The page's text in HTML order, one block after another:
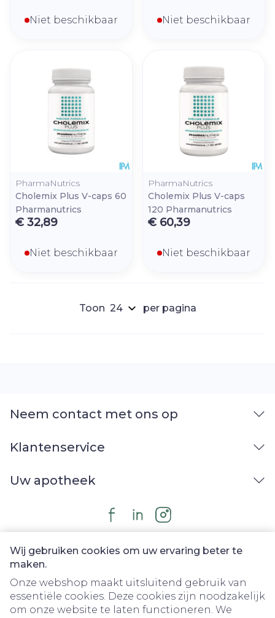
Wij gebruiken cookies om uw ervaring beter te
maken.
Onze webshop maakt uitsluitend gebruik van
essentiële cookies. Deze cookies zijn noodzakelijk
om onze website te laten functioneren. We
Niet beschikbaar Niet beschikbaar
PharmaNutrics
Cholemix Plus V-caps 60
Pharmanutrics
€ 32,89
Niet beschikbaar
PharmaNutrics
Cholemix Plus V-caps
120 Pharmanutrics
€ 60,39
Niet beschikbaar
Toon per pagina
Neem contact met ons op
Klantenservice
Uw apotheek
Juridische links